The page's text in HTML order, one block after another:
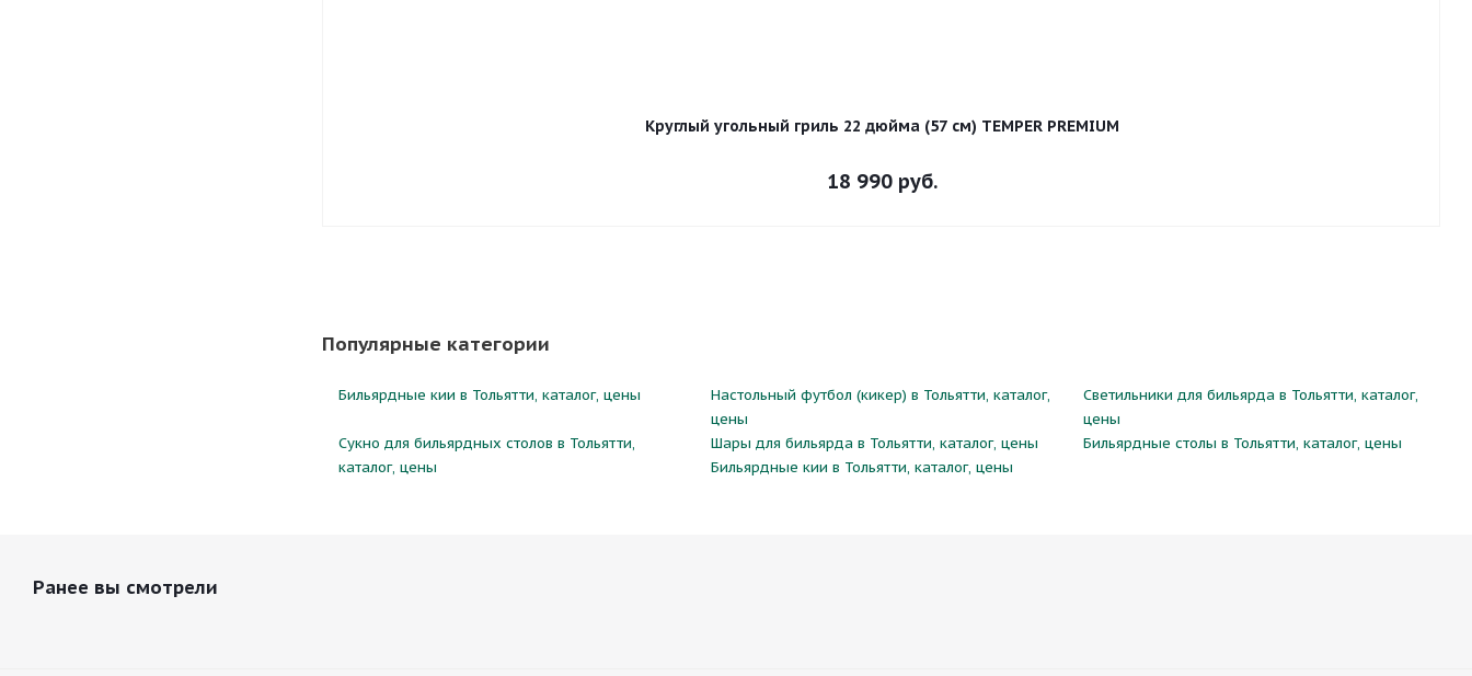
Круглый угольный гриль 22 дюйма (57 см) TEMPER PREMIUM
18 990руб.
Популярные категории
Бильярдные кии в Тольятти, каталог, цены
Настольный футбол (кикер) в Тольятти, каталог,
цены
Светильники для бильярда в Тольятти, каталог,
цены
Сукно для бильярдных столов в Тольятти,
каталог, цены
Шары для бильярда в Тольятти, каталог, цены
Бильярдные столы в Тольятти, каталог, цены
Бильярдные кии в Тольятти, каталог, цены
Ранее вы смотрели